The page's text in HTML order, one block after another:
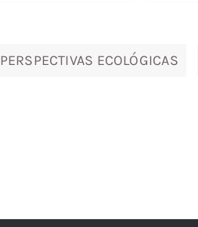
PERSPECTIVAS ECOLÓGICAS